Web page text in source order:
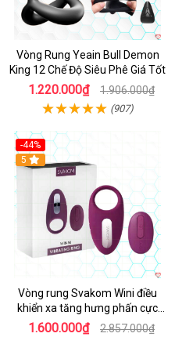
Vòng Rung Yeain Bull Demon
King 12 Chế Độ Siêu Phê Giá Tốt
1.220.000₫ 1.906.000₫
(907)
-44%
5
Vòng rung Svakom Wini điều
khiển xa tăng hưng phấn cực
đỉnh
1.600.000₫ 2.857.000₫